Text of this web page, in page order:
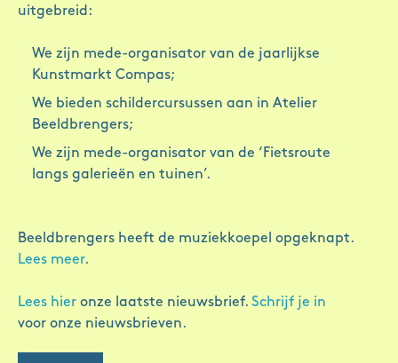
uitgebreid:
We zijn mede-organisator van de jaarlijkse
Kunstmarkt Compas;
We bieden schildercursussen aan in Atelier
Beeldbrengers;
We zijn mede-organisator van de ‘Fietsroute
langs galerieën en tuinen’.
Beeldbrengers heeft de muziekkoepel opgeknapt.
Lees meer.
Lees hier onze laatste nieuwsbrief. Schrijf je in
voor onze nieuwsbrieven.